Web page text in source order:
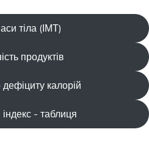
тіла (ІМТ)
продуктів
калорій
індекс - таблиця